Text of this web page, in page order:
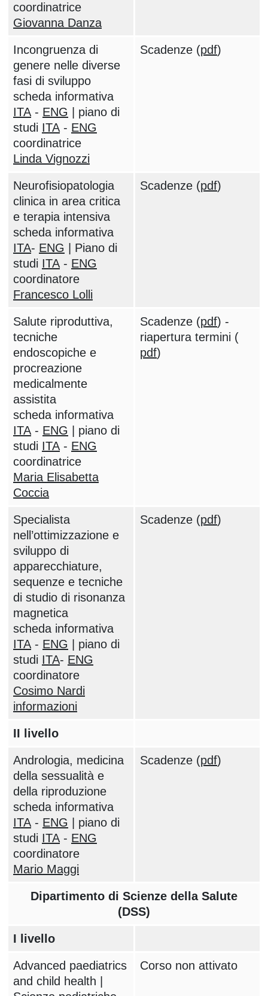
coordinatrice
Giovanna Danza
Incongruenza di
genere nelle diverse
fasi di sviluppo
scheda informativa
ITA- ENG | piano di
studi ITA- ENG
coordinatrice
Linda Vignozzi
Scadenze (pdf)
Neurofisiopatologia
clinica in area critica
e terapia intensiva
scheda informativa
ITA- ENG | Piano di
studi ITA- ENG
coordinatore
Francesco Lolli
Scadenze (pdf)
Salute riproduttiva,
tecniche
endoscopiche e
procreazione
medicalmente
assistita
scheda informativa
ITA- ENG | piano di
studi ITA- ENG
coordinatrice
Maria Elisabetta
Coccia
Scadenze (pdf) -
riapertura termini (
pdf)
Specialista
nell’ottimizzazione e
sviluppo di
apparecchiature,
sequenze e tecniche
di studio di risonanza
magnetica
scheda informativa
ITA- ENG | piano di
studi ITA- ENG
coordinatore
Cosimo Nardi
informazioni
Scadenze (pdf)
II livello
Andrologia, medicina
della sessualità e
della riproduzione
scheda informativa
ITA- ENG | piano di
studi ITA- ENG
coordinatore
Mario Maggi
Scadenze (pdf)
Dipartimento di Scienze della Salute
(DSS)
I livello
Advanced paediatrics
and child health |
Corso non attivato